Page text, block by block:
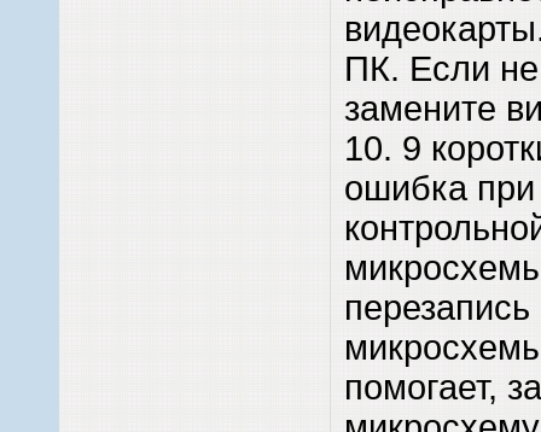
ПК. Если не
замените
10. 9
ошибка при
помогает,